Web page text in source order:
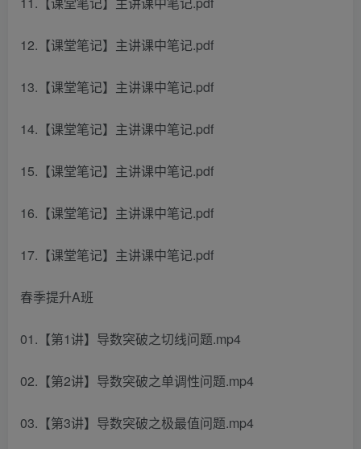
12.【课堂笔记】主讲课中笔记.pdf
13.【课堂笔记】主讲课中笔记.pdf
14.【课堂笔记】主讲课中笔记.pdf
15.【课堂笔记】主讲课中笔记.pdf
16.【课堂笔记】主讲课中笔记.pdf
17.【课堂笔记】主讲课中笔记.pdf
春季提升A班
01.【第1讲】导数突破之切线问题.mp4
02.【第2讲】导数突破之单调性问题.mp4
03.【第3讲】导数突破之极最值问题.mp4